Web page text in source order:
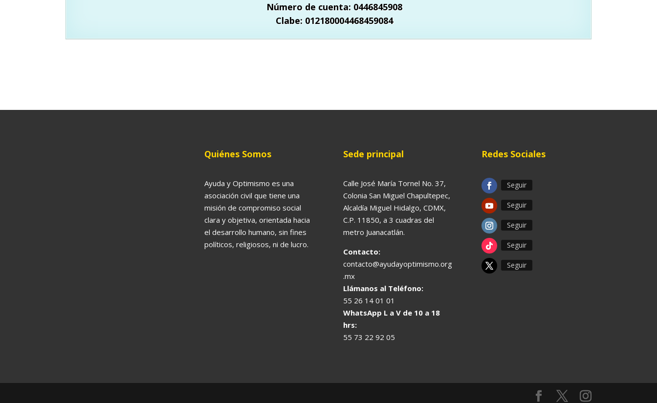
Número de cuenta: 0446845908
Clabe: 012180004468459084
Quiénes Somos
Ayuda y Optimismo es una
asociación civil que tiene una
misión de compromiso social
clara y objetiva, orientada hacia
el desarrollo humano, sin fines
políticos, religiosos, ni de lucro.
Sede principal
Calle José María Tornel No. 37,
Colonia San Miguel Chapultepec,
Alcaldía Miguel Hidalgo, CDMX,
C.P. 11850, a 3 cuadras del
metro Juanacatlán.
Contacto:
contacto@ayudayoptimismo.org
.mx
Llámanos al Teléfono:
55 26 14 01 01
WhatsApp L a V de 10 a 18
hrs:
55 73 22 92 05
Redes Sociales
Seguir
Seguir
Seguir
Seguir
Seguir